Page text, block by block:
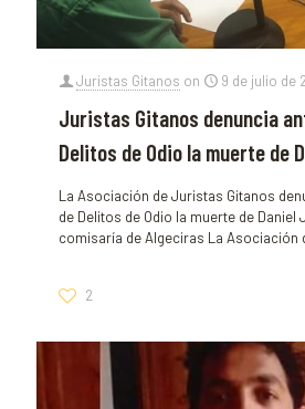
Juristas Gitanos on 9 de julio de
Juristas Gitanos denuncia
Delitos de Odio la muerte de
La Asociación de Juristas Gitanos
de Delitos de Odio la muerte de Daniel
comisaría de Algeciras La Asociación
2